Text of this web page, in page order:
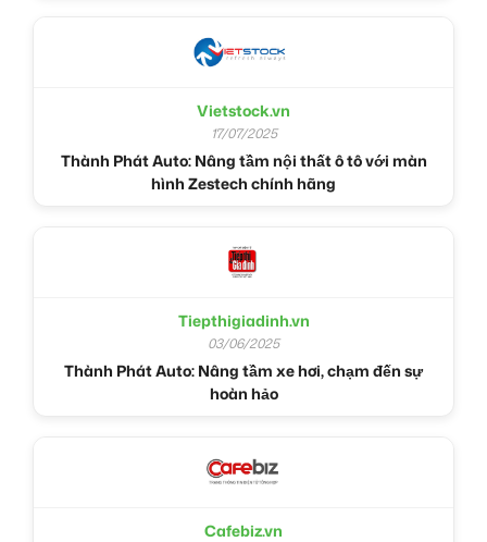
Vietstock.vn
17/07/2025
Thành Phát Auto: Nâng tầm nội thất ô tô với màn
hình Zestech chính hãng
Tiepthigiadinh.vn
03/06/2025
Thành Phát Auto: Nâng tầm xe hơi, chạm đến sự
hoàn hảo
Cafebiz.vn